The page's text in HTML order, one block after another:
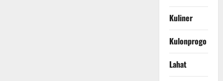
Kuliner
Kulonprogo
Lahat